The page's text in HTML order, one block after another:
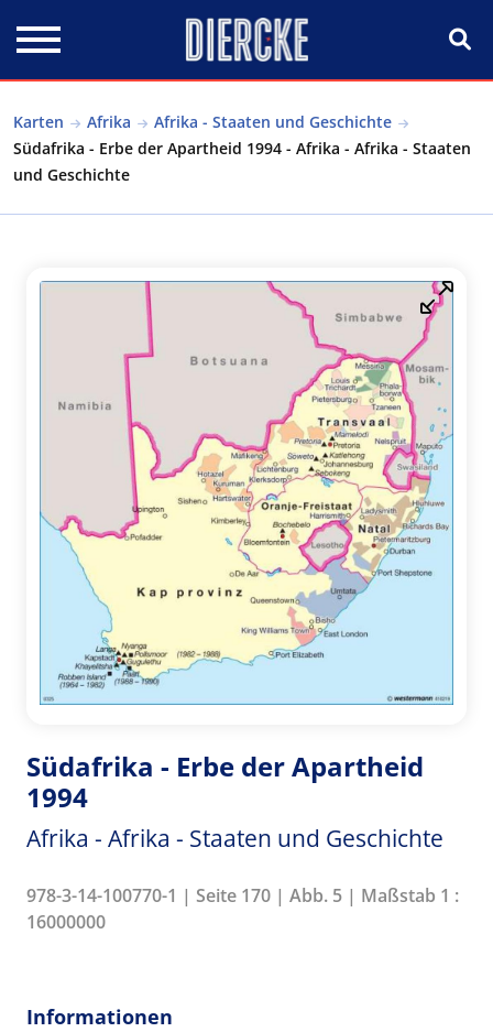
Karten Afrika
Afrika - Staaten und Geschichte
Südafrika - Erbe der Apartheid 1994 - Afrika - Afrika - Staaten
und Geschichte
Südafrika - Erbe der Apartheid
1994
Afrika - Afrika - Staaten und Geschichte
978-3-14-100770-1 | Seite 170 | Abb. 5 | Maßstab 1 :
16000000
Informationen